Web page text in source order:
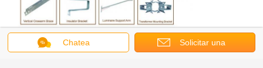
Chatea Solicitar una